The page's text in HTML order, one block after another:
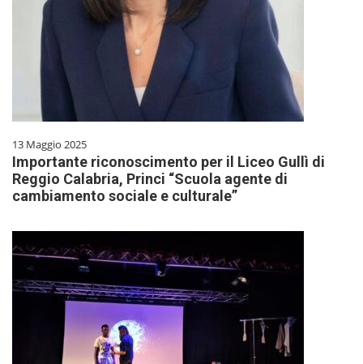
13 Maggio 2025
Importante riconoscimento per il Liceo Gullì di
Reggio Calabria, Princi “Scuola agente di
cambiamento sociale e culturale”